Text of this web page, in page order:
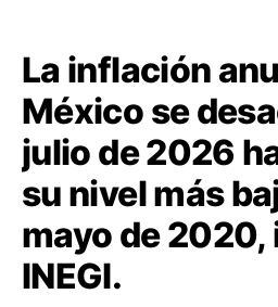
La inflación
México se
julio de 2026
su nivel más
mayo de 2020,
INEGI.